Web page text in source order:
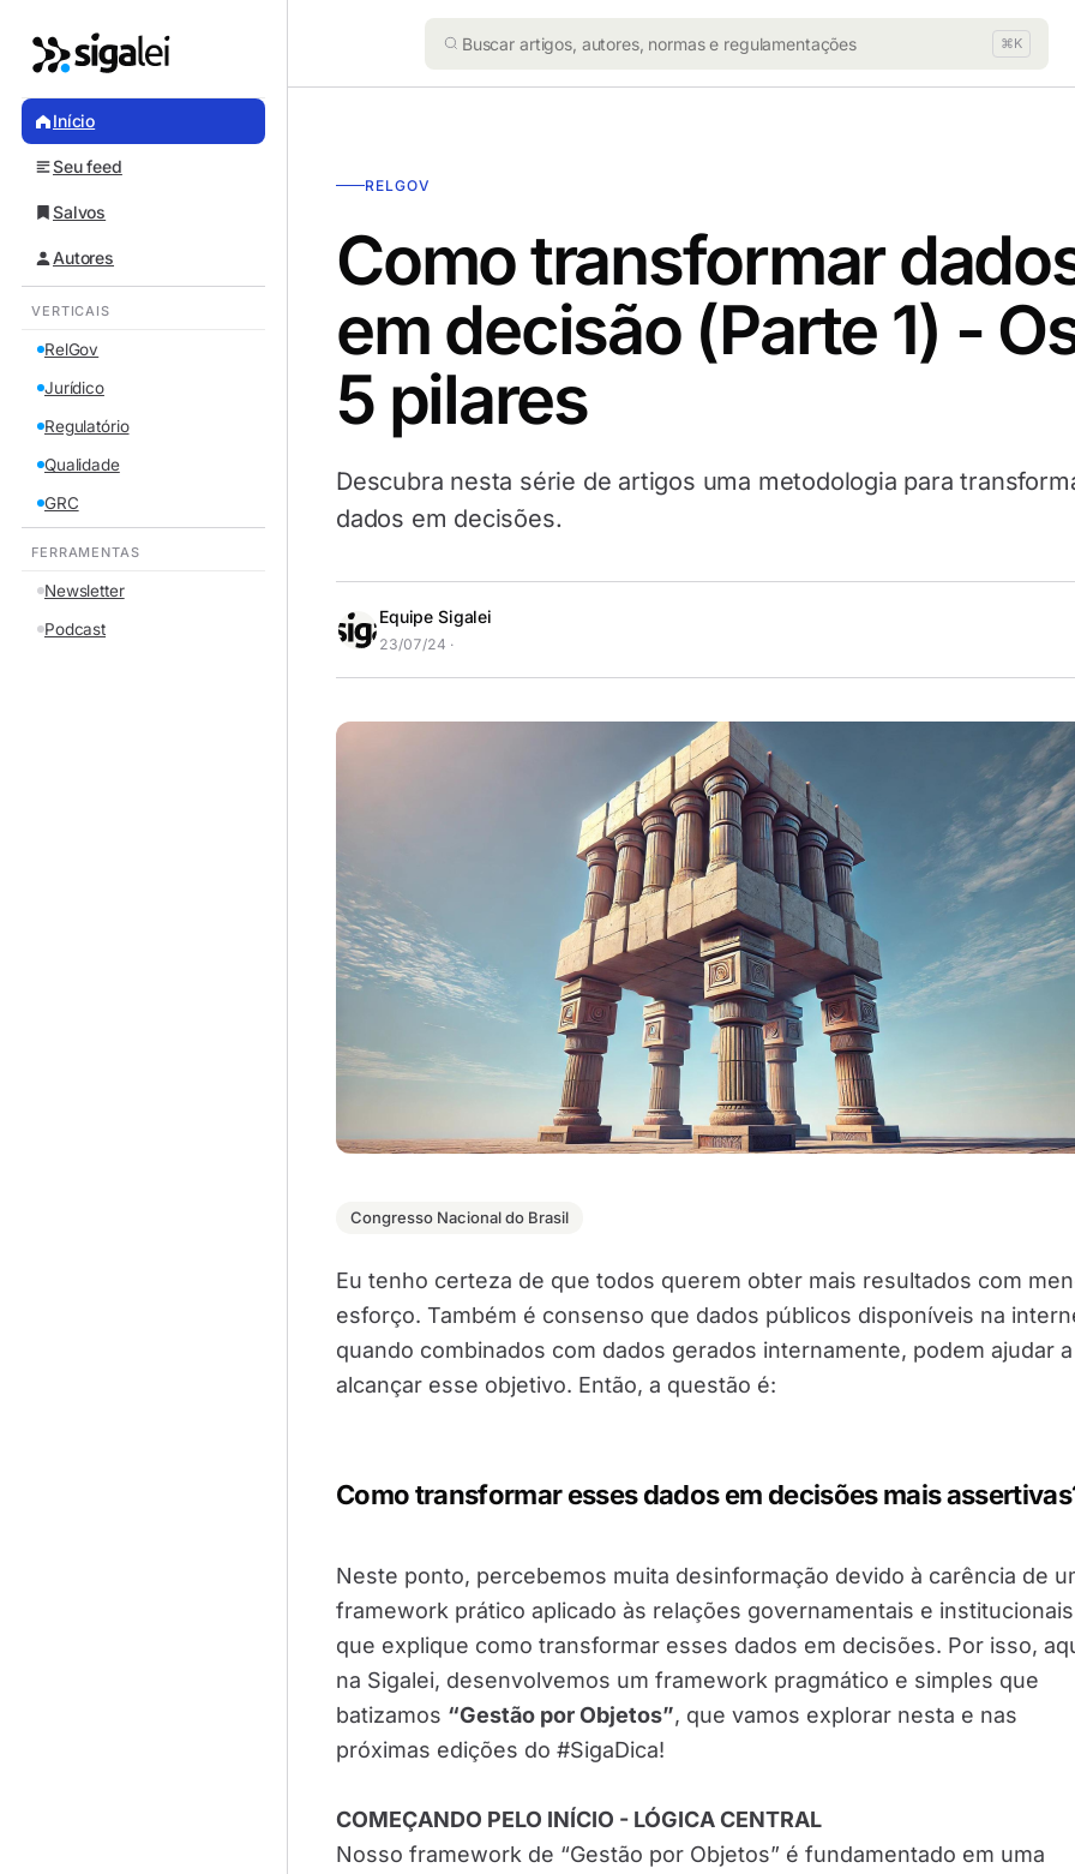
Início
Seu feed
Salvos
Autores
VERTICAIS
RelGov
Jurídico
Regulatório
Qualidade
GRC
FERRAMENTAS
Newsletter
Podcast
⌘K
RELGOV
Como transformar
em decisão (Parte 1) -
5 pilares
Descubra nesta série de artigos uma metodologia para
dados em decisões.
Equipe Sigalei
23/07/24 ·
Congresso Nacional do Brasil
Eu tenho certeza de que todos querem obter mais resultados com
esforço. Também é consenso que dados públicos disponíveis na
quando combinados com dados gerados internamente, podem ajudar a
alcançar esse objetivo. Então, a questão é:
Como transformar esses dados em decisões mais
Neste ponto, percebemos muita desinformação devido à carência de
framework prático aplicado às relações governamentais e institucionais
que explique como transformar esses dados em decisões. Por isso,
na Sigalei, desenvolvemos um framework pragmático e simples que
batizamos “Gestão por Objetos”, que vamos explorar nesta e nas
próximas edições do #SigaDica!
COMEÇANDO PELO INÍCIO - LÓGICA CENTRAL
Nosso framework de “Gestão por Objetos” é fundamentado em uma